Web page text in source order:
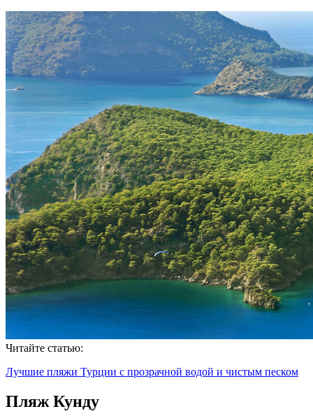
Читайте статью:
Лучшие пляжи Турции с прозрачной водой и чистым песком
Пляж Кунду